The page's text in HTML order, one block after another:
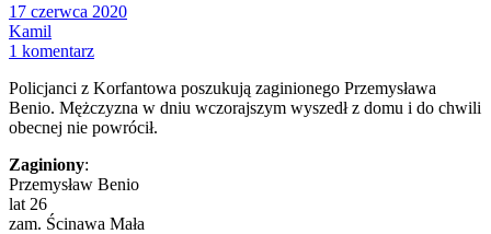
17 czerwca 2020
Kamil
1 komentarz
Policjanci z Korfantowa poszukują zaginionego Przemysława
Benio. Mężczyzna w dniu wczorajszym wyszedł z domu i do chwili
obecnej nie powrócił.
Zaginiony:
Przemysław Benio
lat 26
zam. Ścinawa Mała